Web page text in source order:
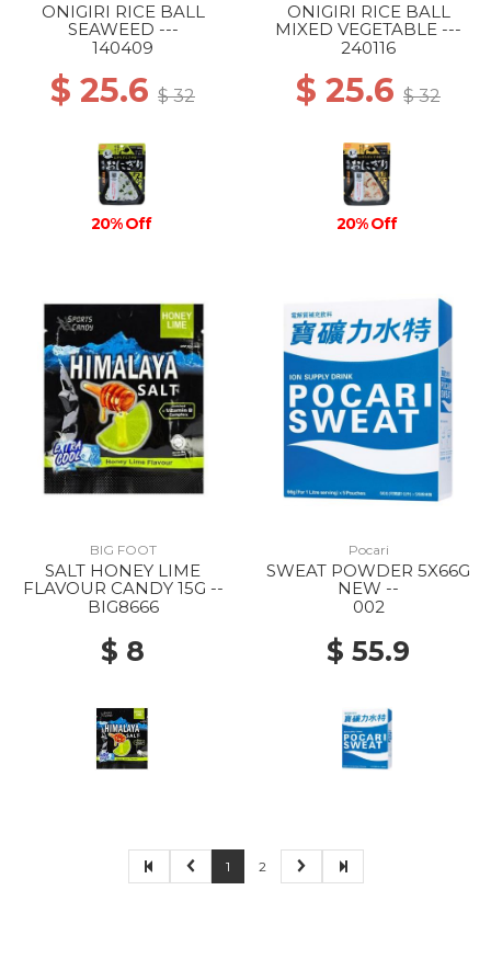
ONIGIRI RICE BALL
SEAWEED ---
140409
$ 25.6 $ 32
20% Off
ONIGIRI RICE BALL
MIXED VEGETABLE ---
240116
$ 25.6 $ 32
20% Off
BIG FOOT
SALT HONEY LIME
FLAVOUR CANDY 15G --
BIG8666
$ 8
Pocari
SWEAT POWDER 5X66G
NEW --
002
$ 55.9
1 2